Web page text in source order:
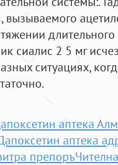
вызываемого
сиалис 2 5 мг
ситуациях,
аптека
аптека